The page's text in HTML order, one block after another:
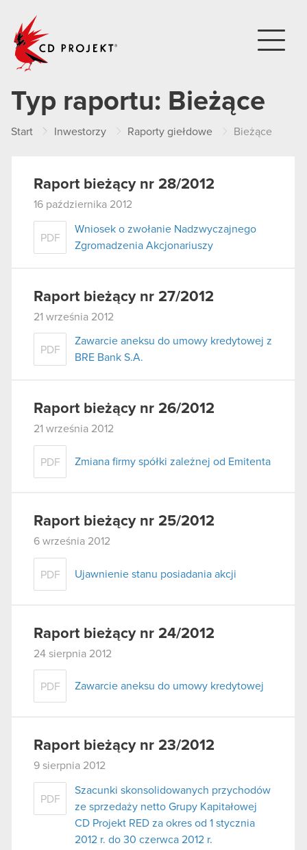
Typ raportu: Bieżące
Start Inwestorzy Raporty giełdowe Bieżące
Raport bieżący nr 28/2012
16 października 2012
PDF
Wniosek o zwołanie Nadzwyczajnego
Zgromadzenia Akcjonariuszy
Raport bieżący nr 27/2012
21 września 2012
PDF
Zawarcie aneksu do umowy kredytowej z
BRE Bank S.A.
Raport bieżący nr 26/2012
21 września 2012
PDF Zmiana firmy spółki zależnej od Emitenta
Raport bieżący nr 25/2012
6 września 2012
PDF Ujawnienie stanu posiadania akcji
Raport bieżący nr 24/2012
24 sierpnia 2012
PDF Zawarcie aneksu do umowy kredytowej
Raport bieżący nr 23/2012
9 sierpnia 2012
PDF
Szacunki skonsolidowanych przychodów
ze sprzedaży netto Grupy Kapitałowej
CD Projekt RED za okres od 1 stycznia
2012 r. do 30 czerwca 2012 r.